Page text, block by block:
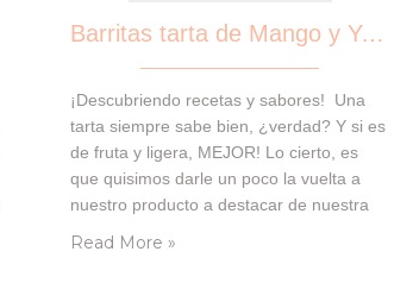
Barritas tarta de Mango y Yogur SALUDABLES
¡Descubriendo recetas y sabores! Una
tarta siempre sabe bien, ¿verdad? Y si es
de fruta y ligera, MEJOR! Lo cierto, es
que quisimos darle un poco la vuelta a
nuestro producto a destacar de nuestra
cajita de Degustabox, porque queríamos
Read More »